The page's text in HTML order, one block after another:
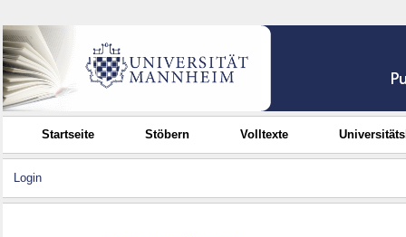
Startseite Stöbern Volltexte
Login